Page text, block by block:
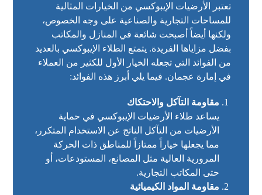
تعتبر الأرضيات الإيبوكسي من الخيارات المثالية
للمساحات التجارية والصناعية على وجه الخصوص،
ولكنها أيضاً أصبحت شائعة في المنازل والمكاتب
بفضل مزاياها الفريدة. يتمتع الطلاء الإيبوكسي بالعديد
من الفوائد التي تجعله الخيار الأول للكثير من العملاء
في إمارة عجمان. فيما يلي أبرز هذه الفوائد:
مقاومة التآكل والاحتكاك
يساعد طلاء الأرضيات الإيبوكسي في حماية
الأرضيات من التآكل الناتج عن الاستخدام المتكرر،
مما يجعلها خياراً ممتازاً للمناطق ذات الحركة
المرورية العالية مثل المصانع، المستودعات، أو
حتى المكاتب التجارية.
مقاومة المواد الكيميائية